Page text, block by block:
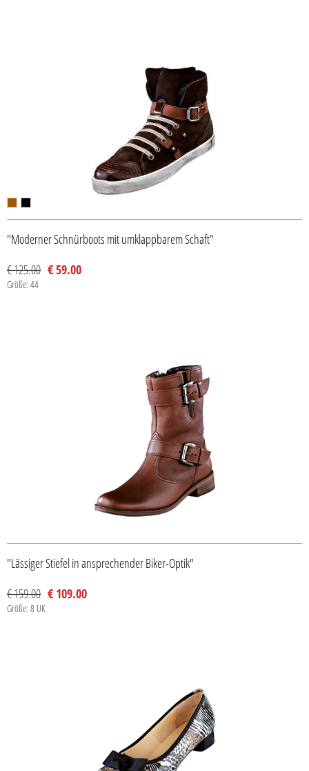
"Moderner Schnürboots mit umklappbarem Schaft"
€ 125.00 € 59.00
Größe: 44
"Lässiger Stiefel in ansprechender Biker-Optik"
€ 159.00 € 109.00
Größe: 8 UK